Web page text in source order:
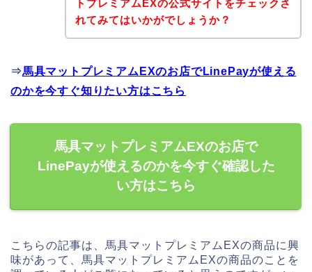
トプレミアムEXの公式サイトをチェックさ
れてみてはいかがでしょうか？
⇒馬具マットプレミアムEXのお店でLinePayが使える
のかを今すぐ知りたい方はこちら
馬具マットプレミアムEXのお店で
LinePayが使えるのかを今すぐ確認した
い方はこちら
こちらの記事は、馬具マットプレミアムEXの商品に興
味があって、馬具マットプレミアムEXの商品のことを